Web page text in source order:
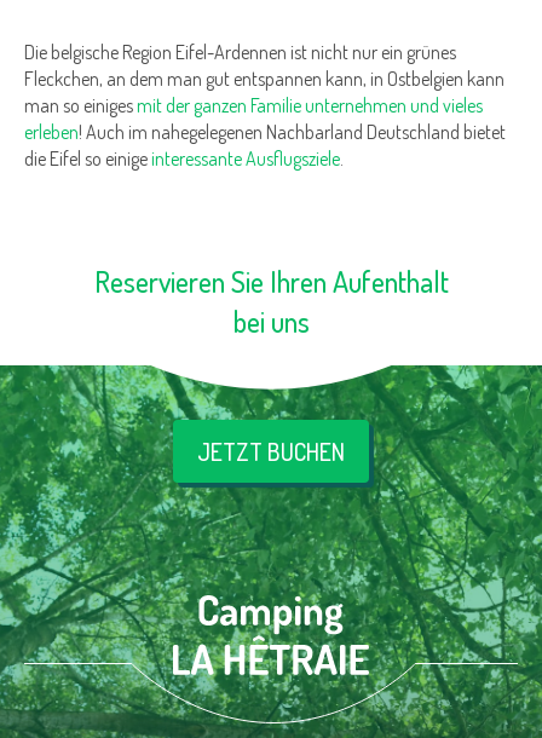
Die belgische Region Eifel-Ardennen ist nicht nur ein grünes
Fleckchen, an dem man gut entspannen kann, in Ostbelgien kann
man so einigesmit der ganzen Familie unternehmen und vieles
erleben! Auch im nahegelegenen Nachbarland Deutschland bietet
die Eifel so einigeinteressante Ausflugsziele.
Reservieren Sie Ihren Aufenthalt
bei uns
JETZT BUCHEN